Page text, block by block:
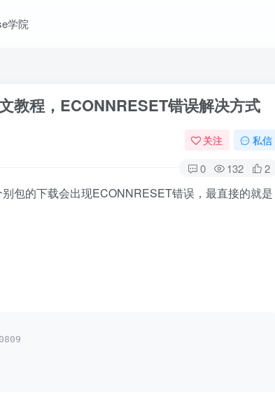
学院
教程，ECONNRESET错误解决方式
关注 私信
0 132 2
包的下载会出现ECONNRESET错误，最直接的就是